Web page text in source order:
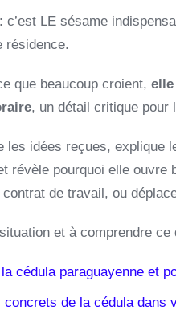
c’est LE sésame
résidence.
que beaucoup croient, elle
, un détail critique pour
les idées reçues, explique
révèle pourquoi elle
de travail, ou
et à comprendre
cédula paraguayenne et
concrets de la cédula dans